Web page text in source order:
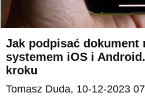
Jak podpisać dokument
systemem iOS i
kroku
Tomasz Duda, 10-12-2023